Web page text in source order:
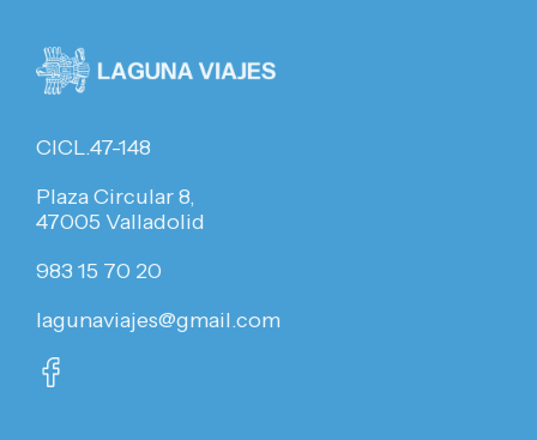
CICL.47-148
Plaza Circular 8,
47005 Valladolid
983 15 70 20
lagunaviajes@gmail.com